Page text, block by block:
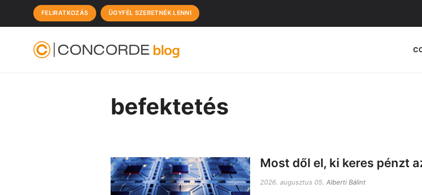
FELIRATKOZÁS ÜGYFÉL SZERETNÉK LENNI
befektetés
Most dől el, ki keres pénzt
2026. augusztus 05. Alberti Bálint